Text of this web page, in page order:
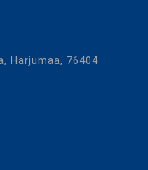
Harjumaa, 76404